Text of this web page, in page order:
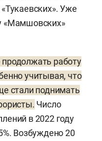
Уже
«Мамшовских»
работу
учитывая, что
стали поднимать
Число
в 2022 году
Возбуждено 20